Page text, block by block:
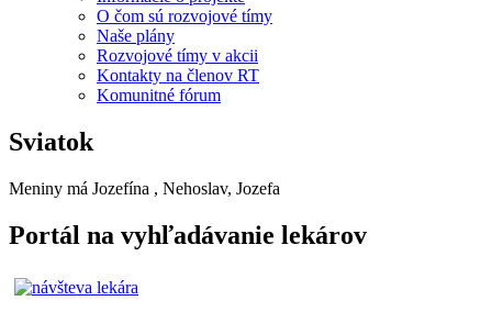
O čom sú rozvojové tímy
Naše plány
Rozvojové tímy v akcii
Kontakty na členov RT
Komunitné fórum
Sviatok
Meniny má Jozefína , Nehoslav, Jozefa
Portál na vyhľadávanie lekárov